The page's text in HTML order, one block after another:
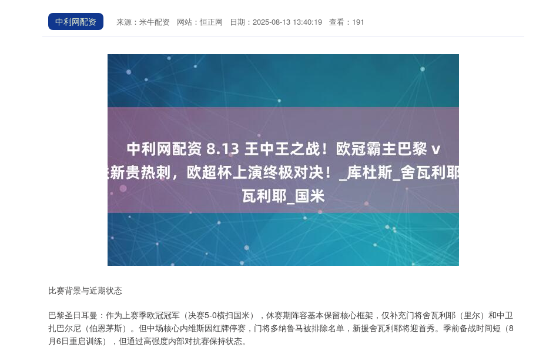
中利网配资 来源：米牛配资 网站：恒正网 日期：2025-08-13 13:40:19 查看：191
比赛背景与近期状态
巴黎圣日耳曼：作为上赛季欧冠冠军（决赛5-0横扫国米），休赛期阵容基本保留核心框架，仅补充门将舍瓦利耶（里尔）和中卫
扎巴尔尼（伯恩茅斯）。但中场核心内维斯因红牌停赛，门将多纳鲁马被排除名单，新援舍瓦利耶将迎首秀。季前备战时间短（8
月6日重启训练），但通过高强度内部对抗赛保持状态。